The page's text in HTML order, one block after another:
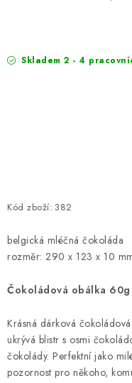
Skladem 2 - 4
Kód zboží: 382
belgická mléčná čokoláda
rozměr: 290 x 123 x 10
Čokoládová obálka 60g
Krásná dárková
ukrývá blistr s osmi
čokolády. Perfektní jako
pozornost pro někoho,